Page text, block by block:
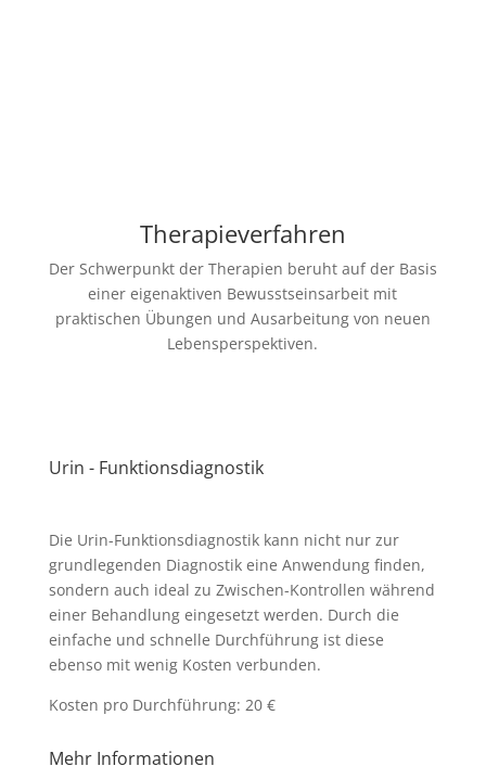
Therapieverfahren
Der Schwerpunkt der Therapien beruht auf der Basis
einer eigenaktiven Bewusstseinsarbeit mit
praktischen Übungen und Ausarbeitung von neuen
Lebensperspektiven.
Urin - Funktionsdiagnostik
Die Urin-Funktionsdiagnostik kann nicht nur zur
grundlegenden Diagnostik eine Anwendung finden,
sondern auch ideal zu Zwischen-Kontrollen während
einer Behandlung eingesetzt werden. Durch die
einfache und schnelle Durchführung ist diese
ebenso mit wenig Kosten verbunden.
Kosten pro Durchführung: 20 €
Mehr Informationen